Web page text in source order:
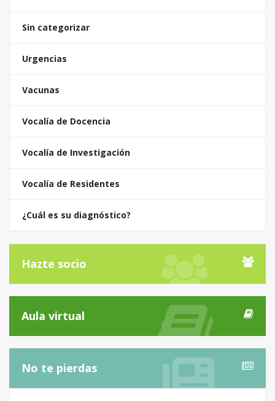
Sin categorizar
Urgencias
Vacunas
Vocalía de Docencia
Vocalía de Investigación
Vocalía de Residentes
¿Cuál es su diagnóstico?
Hazte socio
Aula virtual
No te pierdas